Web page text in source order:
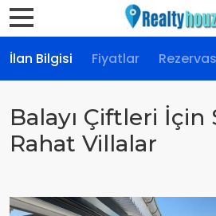
İlan Bilgisi Fiyatlar
Balayı Çiftleri İçin
Rahat Villalar